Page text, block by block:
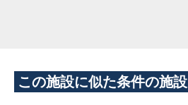
この施設に似た条件の施設